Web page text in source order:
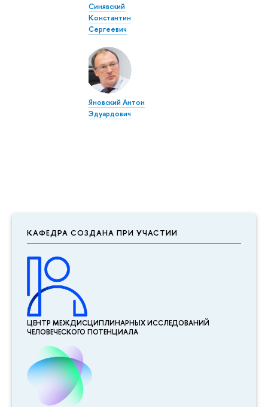
КАФЕДРА СОЗДАНА ПРИ УЧАСТИИ
ЦЕНТР МЕЖДИСЦИПЛИНАР­НЫХ ИССЛЕДОВАНИЙ
ЧЕЛОВЕЧЕСКОГО ПОТЕНЦИАЛА
Синявский
Константин
Сергеевич
Яновский Антон
Эдуардович